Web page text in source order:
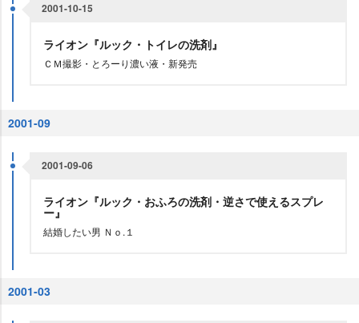
2001-10-15
ライオン『ルック・トイレの洗剤』
ＣＭ撮影・とろーり濃い液・新発売
2001-09
2001-09-06
ライオン『ルック・おふろの洗剤・逆さで使えるスプレ
ー』
結婚したい男 Ｎｏ.１
2001-03